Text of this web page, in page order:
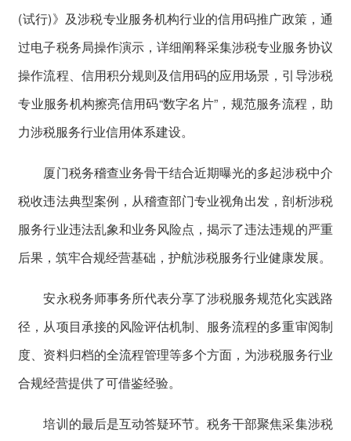
(试行)》及涉税专业服务机构行业的信用码推广政策，通
过电子税务局操作演示，详细阐释采集涉税专业服务协议
操作流程、信用积分规则及信用码的应用场景，引导涉税
专业服务机构擦亮信用码“数字名片”，规范服务流程，助
力涉税服务行业信用体系建设。
厦门税务稽查业务骨干结合近期曝光的多起涉税中介
税收违法典型案例，从稽查部门专业视角出发，剖析涉税
服务行业违法乱象和业务风险点，揭示了违法违规的严重
后果，筑牢合规经营基础，护航涉税服务行业健康发展。
安永税务师事务所代表分享了涉税服务规范化实践路
径，从项目承接的风险评估机制、服务流程的多重审阅制
度、资料归档的全流程管理等多个方面，为涉税服务行业
合规经营提供了可借鉴经验。
培训的最后是互动答疑环节。税务干部聚焦采集涉税